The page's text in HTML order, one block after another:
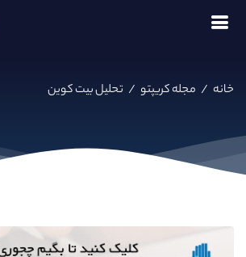
خانه / مجله کریپتو / تحلیل بیت کوین